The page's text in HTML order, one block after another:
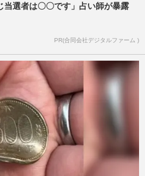
当選者は〇〇です」占い師が暴露
PR(合同会社デジタルファーム )